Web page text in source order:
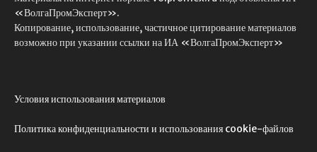
«ВолгаПромЭксперт».
Копирование, использование, частичное цитирование материалов
возможно при указании ссылки на ИА «ВолгаПромЭксперт»
Условия использования материалов
Политика конфиденциальности и использования cookie-файлов